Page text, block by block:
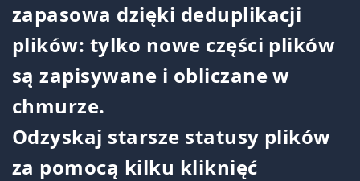
zapasowa dzięki deduplikacji
plików: tylko nowe części plików
są zapisywane i obliczane w
chmurze.
Odzyskaj starsze statusy plików
za pomocą kilku kliknięć